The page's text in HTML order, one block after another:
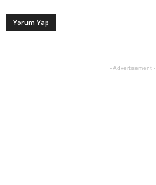
- Advertisement -